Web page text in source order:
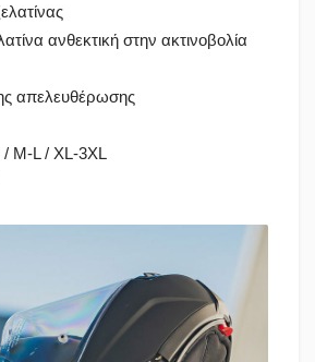
ανθεκτική στην ακτινοβολία
απελευθέρωσης
M-L / XL-3XL